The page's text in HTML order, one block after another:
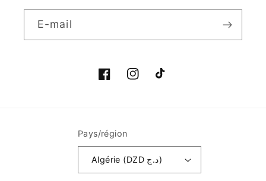
E-mail
FacebookInstagramTikTok
Pays/région
Algérie (DZD د.ج)